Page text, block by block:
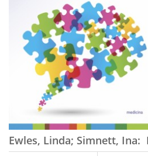
Ewles, Linda; Simnett, Ina: